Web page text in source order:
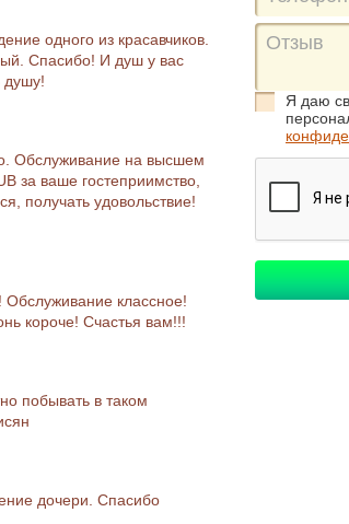
одного из красавчиков.
Спасибо! И душ у вас
душу!
Обслуживание на высшем
за ваше гостеприимство,
получать удовольствие!
Обслуживание классное!
короче! Счастья вам!!!
побывать в таком
дочери. Спасибо
Я даю